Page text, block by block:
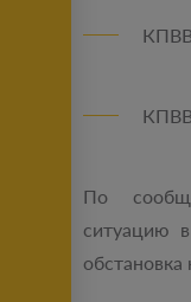
КПВВ
По
ситуацию